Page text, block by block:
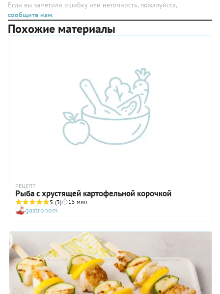
Если вы заметили ошибку или неточность, пожалуйста,
сообщите нам.
Похожие материалы
РЕЦЕПТ
Рыба с хрустящей картофельной корочкой
5 (3) 15 мин
gastronom